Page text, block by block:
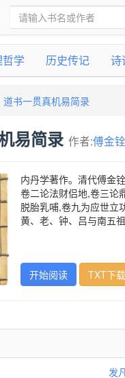
学 历史传记 诗
道书一贯真机易简录
易简录 作者:傅金铨
内丹学著作。清代傅金
卷二论法财侣地,卷三论
脱胎乳哺,卷九为应世立
黄、老、钟、吕与南五
开始阅读 TXT下载
发